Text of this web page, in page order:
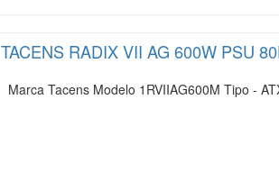
TACENS RADIX VII AG 600W PSU
Marca Tacens Modelo 1RVIIAG600M Tipo -